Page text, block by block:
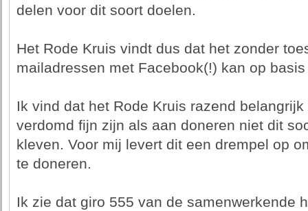
delen voor dit soort doelen.
Het Rode Kruis vindt dus dat het zonder
mailadressen met Facebook(!) kan op
Ik vind dat het Rode Kruis razend
verdomd fijn zijn als aan doneren niet dit
kleven. Voor mij levert dit een drempel op
te doneren.
Ik zie dat giro 555 van de samenwerkende